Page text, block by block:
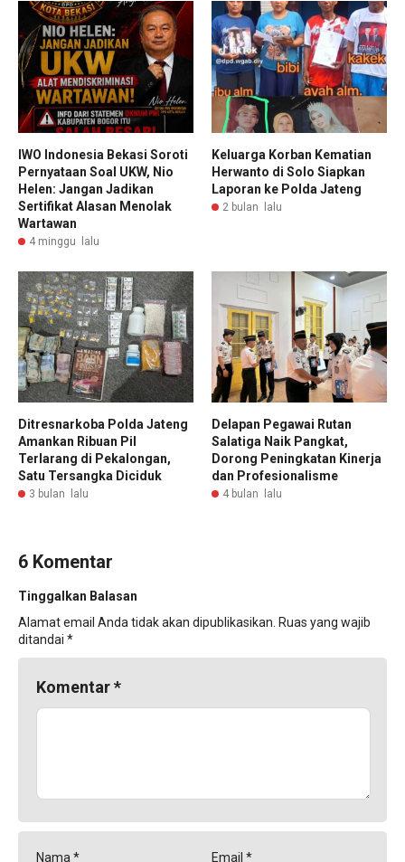
IWO Indonesia Bekasi Soroti
Pernyataan Soal UKW, Nio
Helen: Jangan Jadikan
Sertifikat Alasan Menolak
Wartawan
4 minggu lalu
Keluarga Korban Kematian
Herwanto di Solo Siapkan
Laporan ke Polda Jateng
2 bulan lalu
Ditresnarkoba Polda Jateng
Amankan Ribuan Pil
Terlarang di Pekalongan,
Satu Tersangka Diciduk
3 bulan lalu
Delapan Pegawai Rutan
Salatiga Naik Pangkat,
Dorong Peningkatan Kinerja
dan Profesionalisme
4 bulan lalu
6 Komentar
Tinggalkan Balasan
Alamat email Anda tidak akan dipublikasikan. Ruas yang wajib
ditandai *
Komentar*
Nama* Email *